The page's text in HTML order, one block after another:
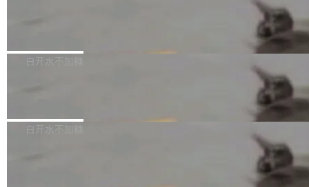
员工参与设立的专项资产管理计划。其中，Dee
获配9...
一个回归问题，该问题导致拉取镜像时会拒绝包
题，该问题可能导致在旧版 Linux 内核...
e 孵化器项目管理委员会（IPMC）投票中获得
P）！这一里程碑不仅标志着 Fluss 迈入新的发
白开水不加糖
长期停止内容更新，未能实现其作为“AI版维基百
白开水不加糖